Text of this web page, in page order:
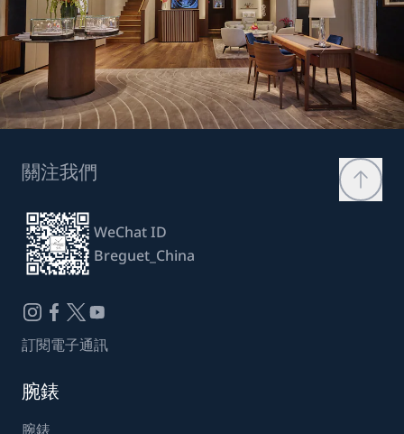
關注我們
WeChat ID
Breguet_China
訂閱電子通訊
腕錶
腕錶